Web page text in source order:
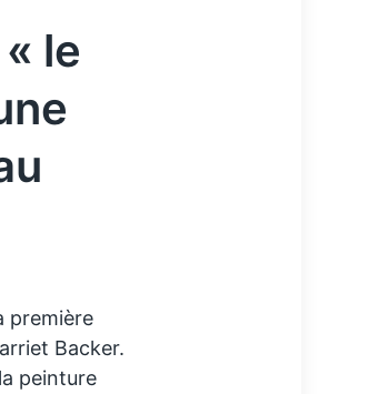
le
première
Backer.
peinture